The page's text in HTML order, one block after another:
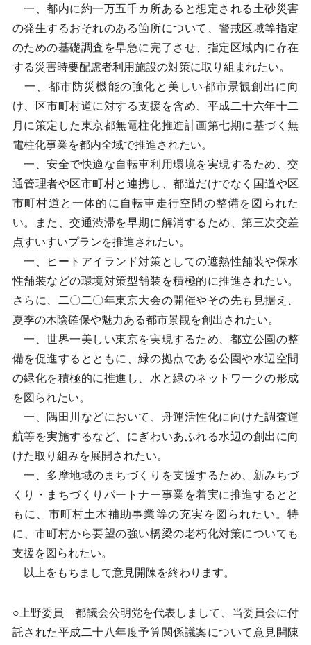
一、都内に約一万五千カ所あると想定される土砂災害
の発生するおそれのある箇所について、警戒区域等指定
のための基礎調査を早急に完了させ、指定区域内に存在
する災害時要配慮者利用施設の対策に取り組まれたい。
一、都市防災機能の強化と美しい都市景観創出に向
け、区市町村道に対する支援を含め、平成二十六年十二
月に策定した東京都無電柱化推進計画第七期に基づく無
電柱化事業を都内全域で推進されたい。
一、安全で快適な自転車利用環境を実現するため、交
通管理者や区市町村と連携し、都道だけでなく国道や区
市町村道と一体的に自転車走行空間の整備を図られた
い。また、交通渋滞を早期に解消するため、第三次交差
点すいすいプランを推進されたい。
一、ヒートアイランド対策としての遮熱性舗装や保水
性舗装などの環境対策型舗装を積極的に推進されたい。
さらに、二〇二〇年東京大会の開催やその先も見据え、
夏季の木陰確保や魅力ある都市景観を創出されたい。
一、世界一美しい東京を実現するため、都立公園の整
備を促進するとともに、緑の拠点である公園や水辺空間
の緑化を積極的に推進し、水と緑のネットワークの形成
を図られたい。
一、隅田川などにおいて、舟運活性化に向けた調査運
航等を実施するなど、にぎわいあふれる水辺の創出に向
けた取り組みを展開されたい。
一、多摩地域のまちづくりを支援するため、新みちづ
くり・まちづくりパートナー事業を着実に推進するとと
もに、市町村土木補助事業等の充実を図られたい。特
に、市町村から要望の強い橋梁の老朽化対策についても
支援を図られたい。
以上をもちまして意見開陳を終わります。
○上野委員 都議会公明党を代表しまして、当委員会に付
託された平成二十八年度予算関係議案について意見開陳